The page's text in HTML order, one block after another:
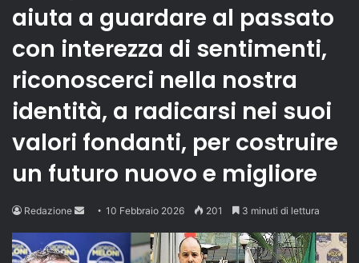
aiuta a guardare al passato
con interezza di sentimenti,
riconoscerci nella nostra
identità, a radicarsi nei suoi
valori fondanti, per costruire
un futuro nuovo e migliore
Redazione
Send
email
10 Febbraio 2026 201 3 minuti di lettura